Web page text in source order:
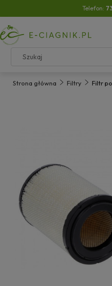
Telefon:
Strona główna Filtry Filtr